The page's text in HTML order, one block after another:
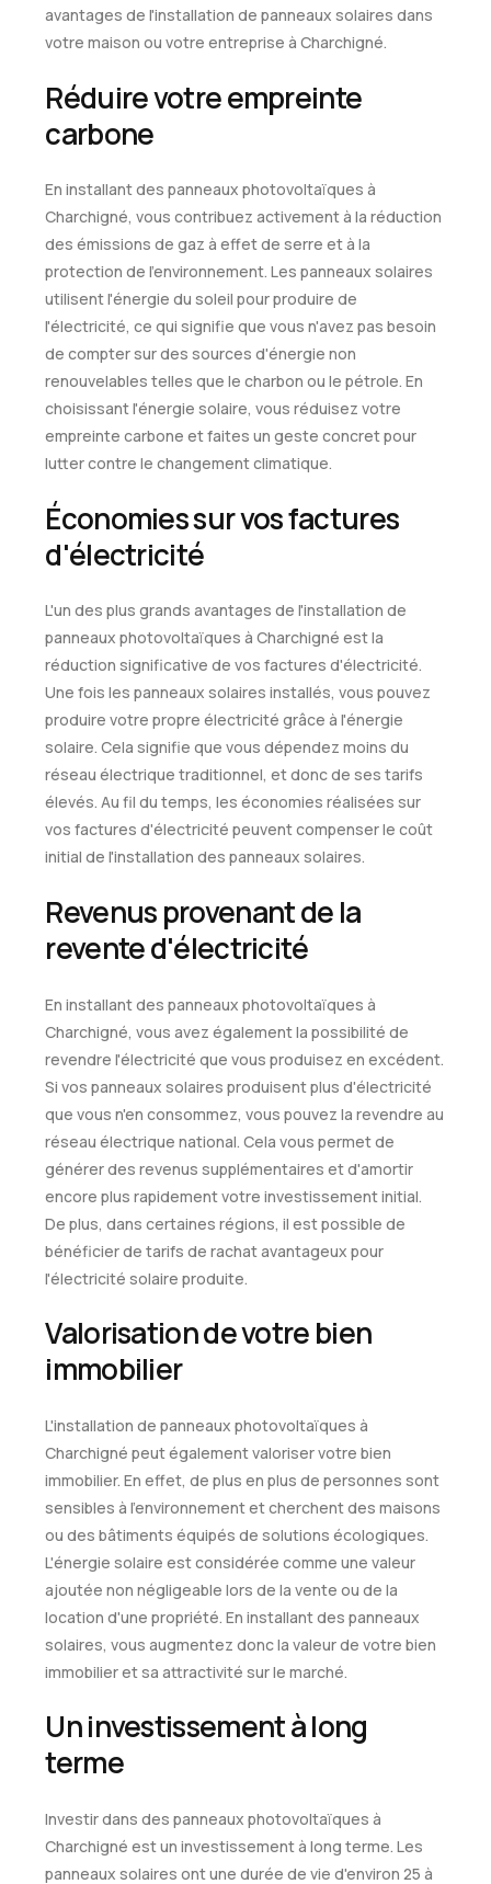
avantages de l'installation de panneaux solaires dans
votre maison ou votre entreprise à Charchigné.
Réduire votre empreinte
carbone
En installant des panneaux photovoltaïques à
Charchigné, vous contribuez activement à la réduction
des émissions de gaz à effet de serre et à la
protection de l'environnement. Les panneaux solaires
utilisent l'énergie du soleil pour produire de
l'électricité, ce qui signifie que vous n'avez pas besoin
de compter sur des sources d'énergie non
renouvelables telles que le charbon ou le pétrole. En
choisissant l'énergie solaire, vous réduisez votre
empreinte carbone et faites un geste concret pour
lutter contre le changement climatique.
Économies sur vos factures
d'électricité
L'un des plus grands avantages de l'installation de
panneaux photovoltaïques à Charchigné est la
réduction significative de vos factures d'électricité.
Une fois les panneaux solaires installés, vous pouvez
produire votre propre électricité grâce à l'énergie
solaire. Cela signifie que vous dépendez moins du
réseau électrique traditionnel, et donc de ses tarifs
élevés. Au fil du temps, les économies réalisées sur
vos factures d'électricité peuvent compenser le coût
initial de l'installation des panneaux solaires.
Revenus provenant de la
revente d'électricité
En installant des panneaux photovoltaïques à
Charchigné, vous avez également la possibilité de
revendre l'électricité que vous produisez en excédent.
Si vos panneaux solaires produisent plus d'électricité
que vous n'en consommez, vous pouvez la revendre au
réseau électrique national. Cela vous permet de
générer des revenus supplémentaires et d'amortir
encore plus rapidement votre investissement initial.
De plus, dans certaines régions, il est possible de
bénéficier de tarifs de rachat avantageux pour
l'électricité solaire produite.
Valorisation de votre bien
immobilier
L'installation de panneaux photovoltaïques à
Charchigné peut également valoriser votre bien
immobilier. En effet, de plus en plus de personnes sont
sensibles à l'environnement et cherchent des maisons
ou des bâtiments équipés de solutions écologiques.
L'énergie solaire est considérée comme une valeur
ajoutée non négligeable lors de la vente ou de la
location d'une propriété. En installant des panneaux
solaires, vous augmentez donc la valeur de votre bien
immobilier et sa attractivité sur le marché.
Un investissement à long
terme
Investir dans des panneaux photovoltaïques à
Charchigné est un investissement à long terme. Les
panneaux solaires ont une durée de vie d'environ 25 à